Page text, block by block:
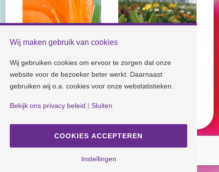
Check our socials and stay tuned!
Wij maken gebruik van cookies
Wij gebruiken cookies om ervoor te zorgen dat onze
website voor de bezoeker beter werkt. Daarnaast
gebruiken wij o.a. cookies voor onze webstatistieken.
Bekijk ons privacy beleid | Sluiten
COOKIES ACCEPTEREN
Instellingen